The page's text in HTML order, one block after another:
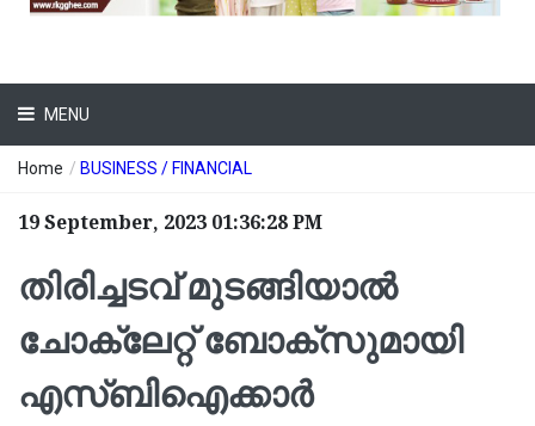
MENU
Home / BUSINESS / FINANCIAL
19 September, 2023 01:36:28 PM
തിരിച്ചടവ് മുടങ്ങിയാല്‍
ചോക്ലേറ്റ് ബോക്‌സുമായി
എസ്ബിഐക്കാര്‍